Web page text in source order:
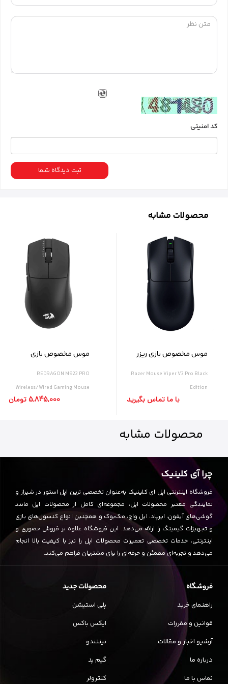
یک باتری 550 میلی آمپری با ظرفیت بالا در داخل موس عمر
طولانی و پایداری بالایی را ارائه می دهد.
کد امنیتی
ثبت دیدگاه شما
محصولات مشابه
موس مخصوص بازی ریزر
مدل RAZER VIPER V3 Pro
Razer Mouse Viper V3 Pro Black
Edition
با ما تماس بگیرید
موس مخصوص بازی
ردراگون مدل M922 PRO
REDRAGON M922 PRO
Wireless/Wired Gaming Mouse
5,845,000 تومان
محصولات مشابه
چرا آی کلینیک
فروشگاه اینترنتی اپل ای کلینیک به‌عنوان تخصصی ترین اپل استور در شیراز و
نمایندگی معتبر محصولات اپل، مجموعه‌ای کامل از محصولات اپل مانند
گوشی‌های آیفون، ایرپاد، اپل واچ، مک‌بوک و همچنین انواع کنسول‌های بازی
و تجهیزات گیمینگ را ارائه می‌دهد. این فروشگاه علاوه بر فروش حضوری و
اینترنتی، خدمات تخصصی تعمیرات محصولات اپل را نیز با کیفیت بالا انجام
می‌دهد و تجربه‌ای مطمئن و حرفه‌ای را برای مشتریان فراهم می‌کند.
فروشگاه
راهنمای خرید
قوانین و مقررات
آرشیو اخبار و مقالات
درباره ما
تماس با ما
محصولات جدید
پلی استیشن
ایکس باکس
نینتندو
گیم پد
کنترولر